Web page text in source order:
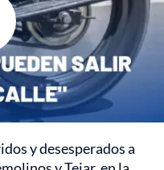
y desesperados a